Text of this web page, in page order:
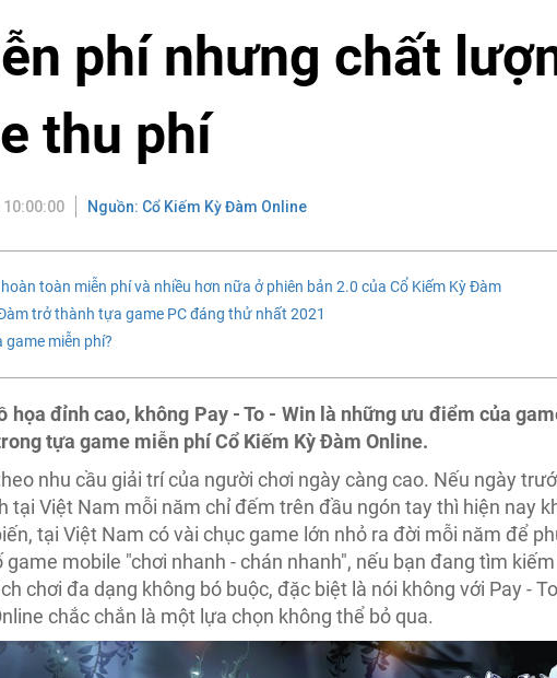
phí nhưng chất
thu phí
Nguồn: Cổ Kiếm Kỳ Đàm Online
toàn miễn phí và nhiều hơn nữa ở phiên bản 2.0 của Cổ Kiếm Kỳ Đàm
trở thành tựa game PC đáng thử nhất 2021
game miễn phí?
họa đỉnh cao, không Pay - To - Win là những ưu điểm của
tựa game miễn phí Cổ Kiếm Kỳ Đàm Online.
nhu cầu giải trí của người chơi ngày càng cao. Nếu ngày
tại Việt Nam mỗi năm chỉ đếm trên đầu ngón tay thì hiện nay
tại Việt Nam có vài chục game lớn nhỏ ra đời mỗi năm để
game mobile "chơi nhanh - chán nhanh", nếu bạn đang tìm
chơi đa dạng không bó buộc, đặc biệt là nói không với Pay-
chắc chắn là một lựa chọn không thể bỏ qua.